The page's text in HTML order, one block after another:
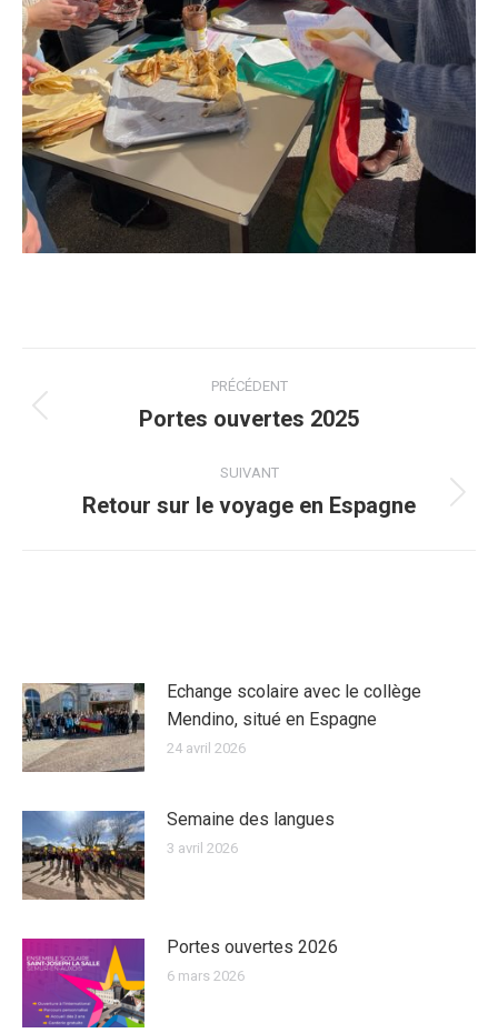
ARTICLE
PRÉCÉDENT
Article
:
Portes ouvertes 2025
SUIVANT
Article
Retour sur le voyage en Espagne
Echange scolaire avec le collège
Mendino, situé en Espagne
24 avril 2026
Semaine des langues
3 avril 2026
Portes ouvertes 2026
6 mars 2026